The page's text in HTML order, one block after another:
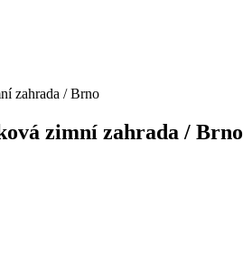
zahrada / Brno
zimní zahrada / Brno